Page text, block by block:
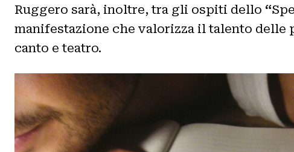
Ruggero sarà, inoltre, tra gli ospiti dello “
manifestazione che valorizza il talento delle
canto e teatro.